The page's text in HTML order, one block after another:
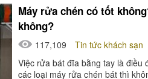
Máy rửa chén có tốt
không?
117,109
Tin tức khách sạn
Việc rửa bát đĩa bằng tay là điều
các loại máy rửa chén bát thì